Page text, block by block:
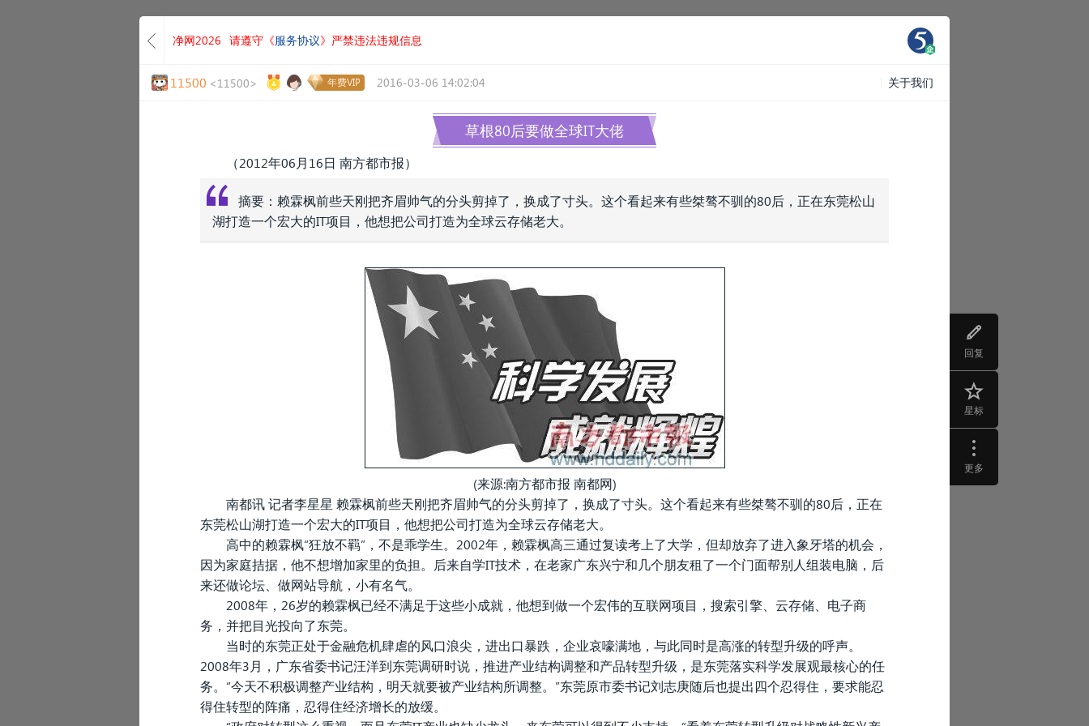
回复
星标
更多
净网2026 请遵守《服务协议》严禁违法违规信息
11500 <11500> 年费VIP 2016-03-06 14:02:04 关于我们
草根80后要做全球IT大佬
（2012年06月16日 南方都市报）
摘要：赖霖枫前些天刚把齐眉帅气的分头剪掉了，换成了寸头。这个看起来有些桀骜不驯的80后，正在东莞松山
湖打造一个宏大的IT项目，他想把公司打造为全球云存储老大。
(来源:南方都市报 南都网)
南都讯 记者李星星 赖霖枫前些天刚把齐眉帅气的分头剪掉了，换成了寸头。这个看起来有些桀骜不驯的80后，正在
东莞松山湖打造一个宏大的IT项目，他想把公司打造为全球云存储老大。
高中的赖霖枫“狂放不羁”，不是乖学生。2002年，赖霖枫高三通过复读考上了大学，但却放弃了进入象牙塔的机会，
因为家庭拮据，他不想增加家里的负担。后来自学IT技术，在老家广东兴宁和几个朋友租了一个门面帮别人组装电脑，后
来还做论坛、做网站导航，小有名气。
2008年，26岁的赖霖枫已经不满足于这些小成就，他想到做一个宏伟的互联网项目，搜索引擎、云存储、电子商
务，并把目光投向了东莞。
当时的东莞正处于金融危机肆虐的风口浪尖，进出口暴跌，企业哀嚎满地，与此同时是高涨的转型升级的呼声。
2008年3月，广东省委书记汪洋到东莞调研时说，推进产业结构调整和产品转型升级，是东莞落实科学发展观最核心的任
务。“今天不积极调整产业结构，明天就要被产业结构所调整。”东莞原市委书记刘志庚随后也提出四个忍得住，要求能忍
得住转型的阵痛，忍得住经济增长的放缓。